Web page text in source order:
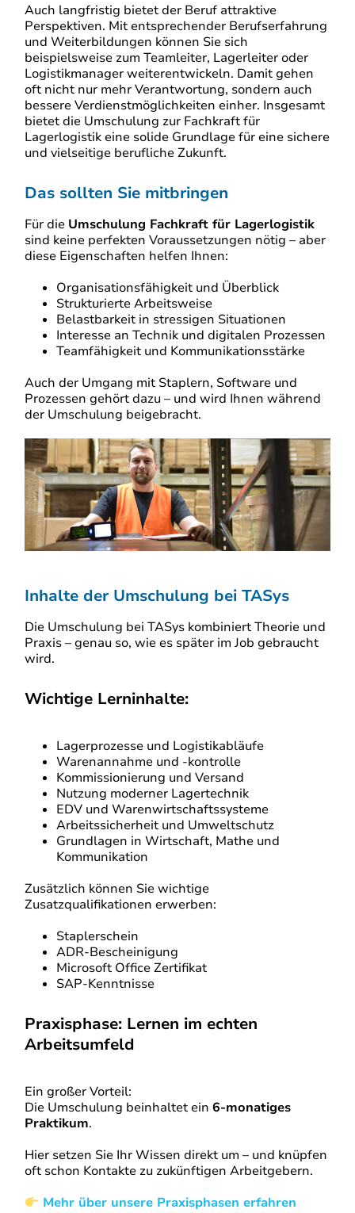
Auch langfristig bietet der Beruf attraktive
Perspektiven. Mit entsprechender Berufserfahrung
und Weiterbildungen können Sie sich
beispielsweise zum Teamleiter, Lagerleiter oder
Logistikmanager weiterentwickeln. Damit gehen
oft nicht nur mehr Verantwortung, sondern auch
bessere Verdienstmöglichkeiten einher. Insgesamt
bietet die Umschulung zur Fachkraft für
Lagerlogistik eine solide Grundlage für eine sichere
und vielseitige berufliche Zukunft.
Das sollten Sie mitbringen
Für die Umschulung Fachkraft für Lagerlogistik
sind keine perfekten Voraussetzungen nötig – aber
diese Eigenschaften helfen Ihnen:
Organisationsfähigkeit und Überblick
Strukturierte Arbeitsweise
Belastbarkeit in stressigen Situationen
Interesse an Technik und digitalen Prozessen
Teamfähigkeit und Kommunikationsstärke
Auch der Umgang mit Staplern, Software und
Prozessen gehört dazu – und wird Ihnen während
der Umschulung beigebracht.
Inhalte der Umschulung bei TASys
Die Umschulung bei TASys kombiniert Theorie und
Praxis – genau so, wie es später im Job gebraucht
wird.
Wichtige Lerninhalte:
Lagerprozesse und Logistikabläufe
Warenannahme und -kontrolle
Kommissionierung und Versand
Nutzung moderner Lagertechnik
EDV und Warenwirtschaftssysteme
Arbeitssicherheit und Umweltschutz
Grundlagen in Wirtschaft, Mathe und
Kommunikation
Zusätzlich können Sie wichtige
Zusatzqualifikationen erwerben:
Staplerschein
ADR-Bescheinigung
Microsoft Office Zertifikat
SAP-Kenntnisse
Praxisphase: Lernen im echten
Arbeitsumfeld
Ein großer Vorteil:
Die Umschulung beinhaltet ein6-monatiges
Praktikum.
Hier setzen Sie Ihr Wissen direkt um – und knüpfen
oft schon Kontakte zu zukünftigen Arbeitgebern.
Mehr über unsere Praxisphasen erfahren